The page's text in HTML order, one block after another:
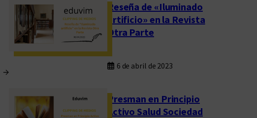
→
Reseña de «Iluminado
artificio» en la Revista
Otra Parte
6 de abril de 2023
Presman en Principio
Activo Salud Sociedad